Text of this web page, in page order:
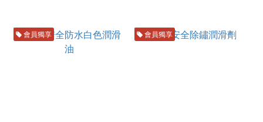
會員獨享 會員獨享